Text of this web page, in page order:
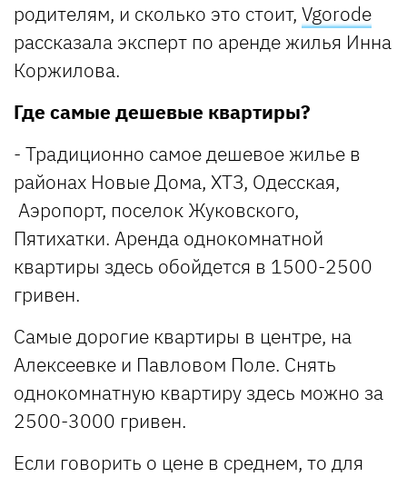
родителям, и сколько это стоит, Vgorode
рассказала эксперт по аренде жилья Инна
Коржилова.
Где самые дешевые квартиры?
- Традиционно самое дешевое жилье в
районах Новые Дома, ХТЗ, Одесская,
Аэропорт, поселок Жуковского,
Пятихатки. Аренда однокомнатной
квартиры здесь обойдется в 1500-2500
гривен.
Самые дорогие квартиры в центре, на
Алексеевке и Павловом Поле. Снять
однокомнатную квартиру здесь можно за
2500-3000 гривен.
Если говорить о цене в среднем, то для